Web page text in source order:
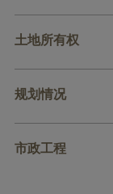
土地所有权
规划情况
市政工程